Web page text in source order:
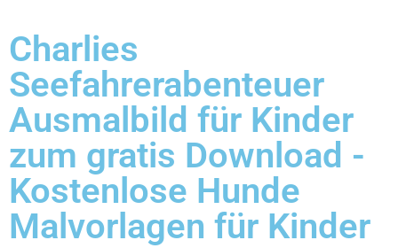
Charlies
Seefahrerabenteuer
Ausmalbild für Kinder
zum gratis Download -
Kostenlose Hunde
Malvorlagen für Kinder